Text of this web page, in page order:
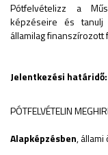
Pótfelvételizz a
képzéseire és
államilag finanszírozott
Jelentkezési
PÓTFELVÉTELIN
Alapképzésben,